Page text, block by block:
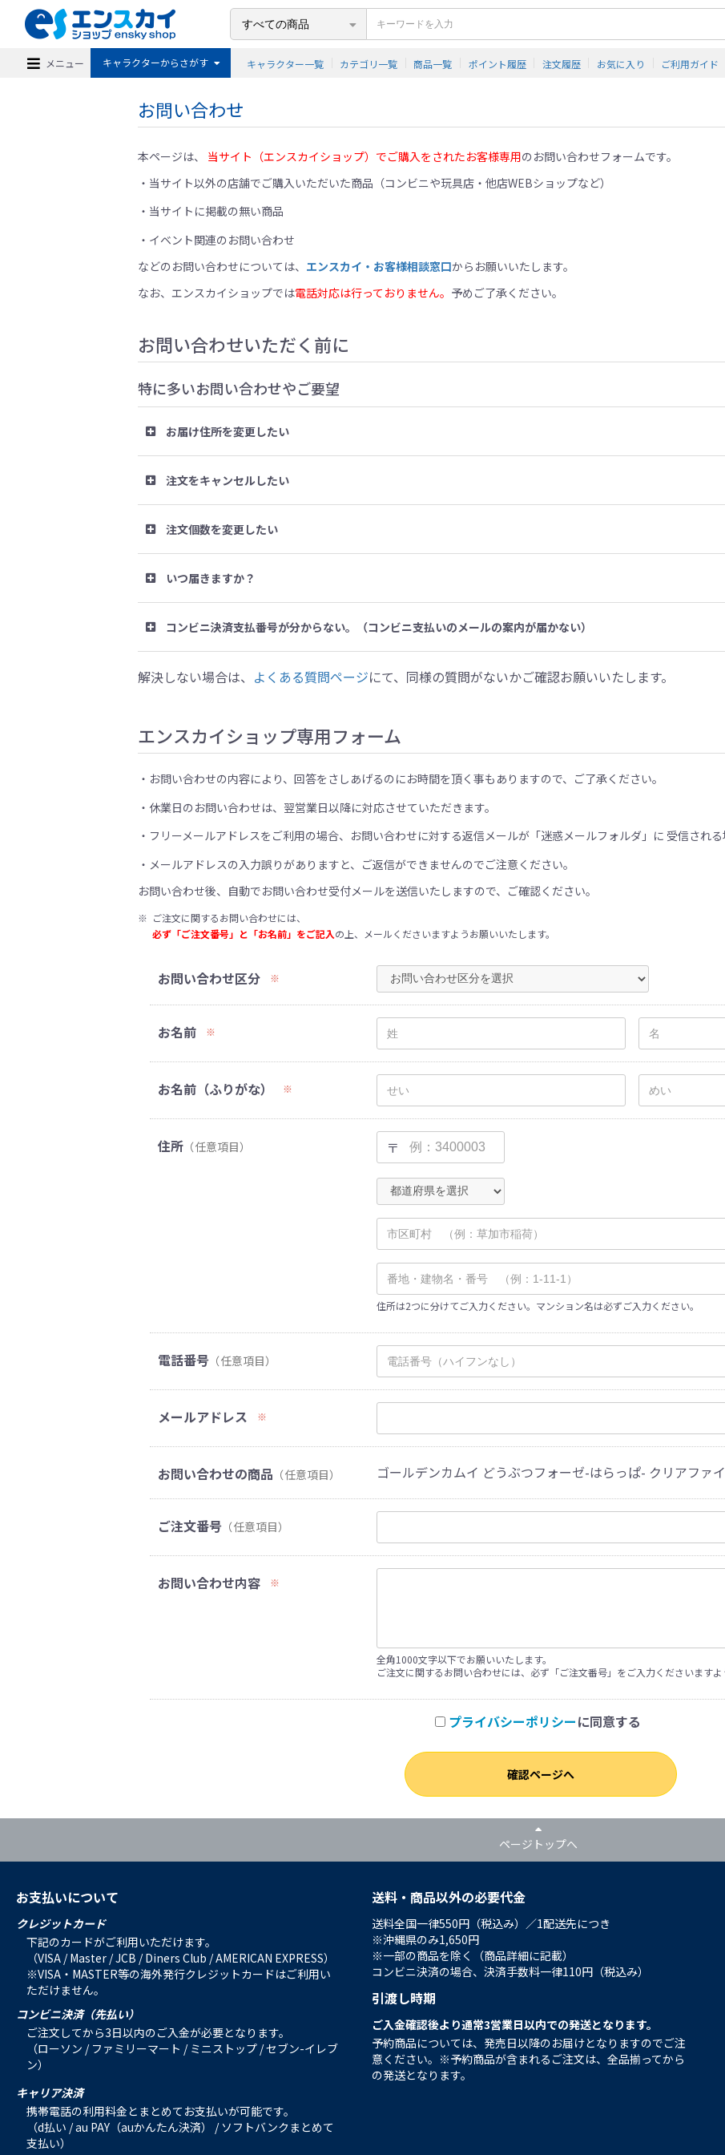
メニュー キャラクターからさがす キャラクター一覧 カテゴリ一覧 商品一覧 ポイント履歴 注文履歴 お気に入り ご利用ガイド
お問い合わせ
本ページは、 当サイト（エンスカイショップ）でご購入をされたお客様専用のお問い合わせフォームです。
当サイト以外の店舗でご購入いただいた商品（コンビニや玩具店・他店WEBショップなど）
当サイトに掲載の無い商品
イベント関連のお問い合わせ
などのお問い合わせについては、 エンスカイ・お客様相談窓口からお願いいたします。
なお、エンスカイショップでは電話対応は行っておりません。 予めご了承ください。
お問い合わせいただく前に
特に多いお問い合わせやご要望
お届け住所を変更したい
注文をキャンセルしたい
注文個数を変更したい
いつ届きますか？
コンビニ決済支払番号が分からない。（コンビニ支払いのメールの案内が届かない）
解決しない場合は、 よくある質問ページにて、同様の質問がないかご確認お願いいたします。
エンスカイショップ専用フォーム
お問い合わせの内容により、回答をさしあげるのにお時間を頂く事もありますので、ご了承ください。
休業日のお問い合わせは、翌営業日以降に対応させていただきます。
フリーメールアドレスをご利用の場合、お問い合わせに対する返信メールが「迷惑メールフォルダ」に 受信される
メールアドレスの入力誤りがありますと、ご返信ができませんのでご注意ください。
お問い合わせ後、自動でお問い合わせ受付メールを送信いたしますので、ご確認ください。
※ ご注文に関するお問い合わせには、
必ず「ご注文番号」と「お名前」をご記入の上、メールくださいますようお願いいたします。
お問い合わせ区分 ※
お名前 ※
お名前（ふりがな） ※
住所 （任意項目） 〒
住所は2つに分けてご入力ください。マンション名は必ずご入力ください。
電話番号 （任意項目）
メールアドレス ※
お問い合わせの商品 （任意項目） ゴールデンカムイ どうぶつフォーゼ-はらっぱ- クリアファ
ご注文番号 （任意項目）
お問い合わせ内容 ※
全角1000文字以下でお願いいたします。
ご注文に関するお問い合わせには、必ず「ご注文番号」をご入力くださいますよ
プライバシーポリシーに同意する
確認ページへ
ページトップへ
お支払いについて
クレジットカード
下記のカードがご利用いただけます。
（VISA / Master / JCB / Diners Club / AMERICAN EXPRESS）
※VISA・MASTER等の海外発行クレジットカードはご利用い
ただけません。
コンビニ決済（先払い）
ご注文してから3日以内のご入金が必要となります。
（ローソン / ファミリーマート / ミニストップ / セブン-イレブ
ン）
キャリア決済
携帯電話の利用料金とまとめてお支払いが可能です。
（d払い / au PAY（auかんたん決済） / ソフトバンクまとめて
支払い）
送料・商品以外の必要代金
送料全国一律550円（税込み）／1配送先につき
※沖縄県のみ1,650円
※一部の商品を除く（商品詳細に記載）
コンビニ決済の場合、決済手数料一律110円（税込み）
引渡し時期
ご入金確認後より通常3営業日以内での発送となります。
予約商品については、発売日以降のお届けとなりますのでご注
意ください。※予約商品が含まれるご注文は、全品揃ってから
の発送となります。